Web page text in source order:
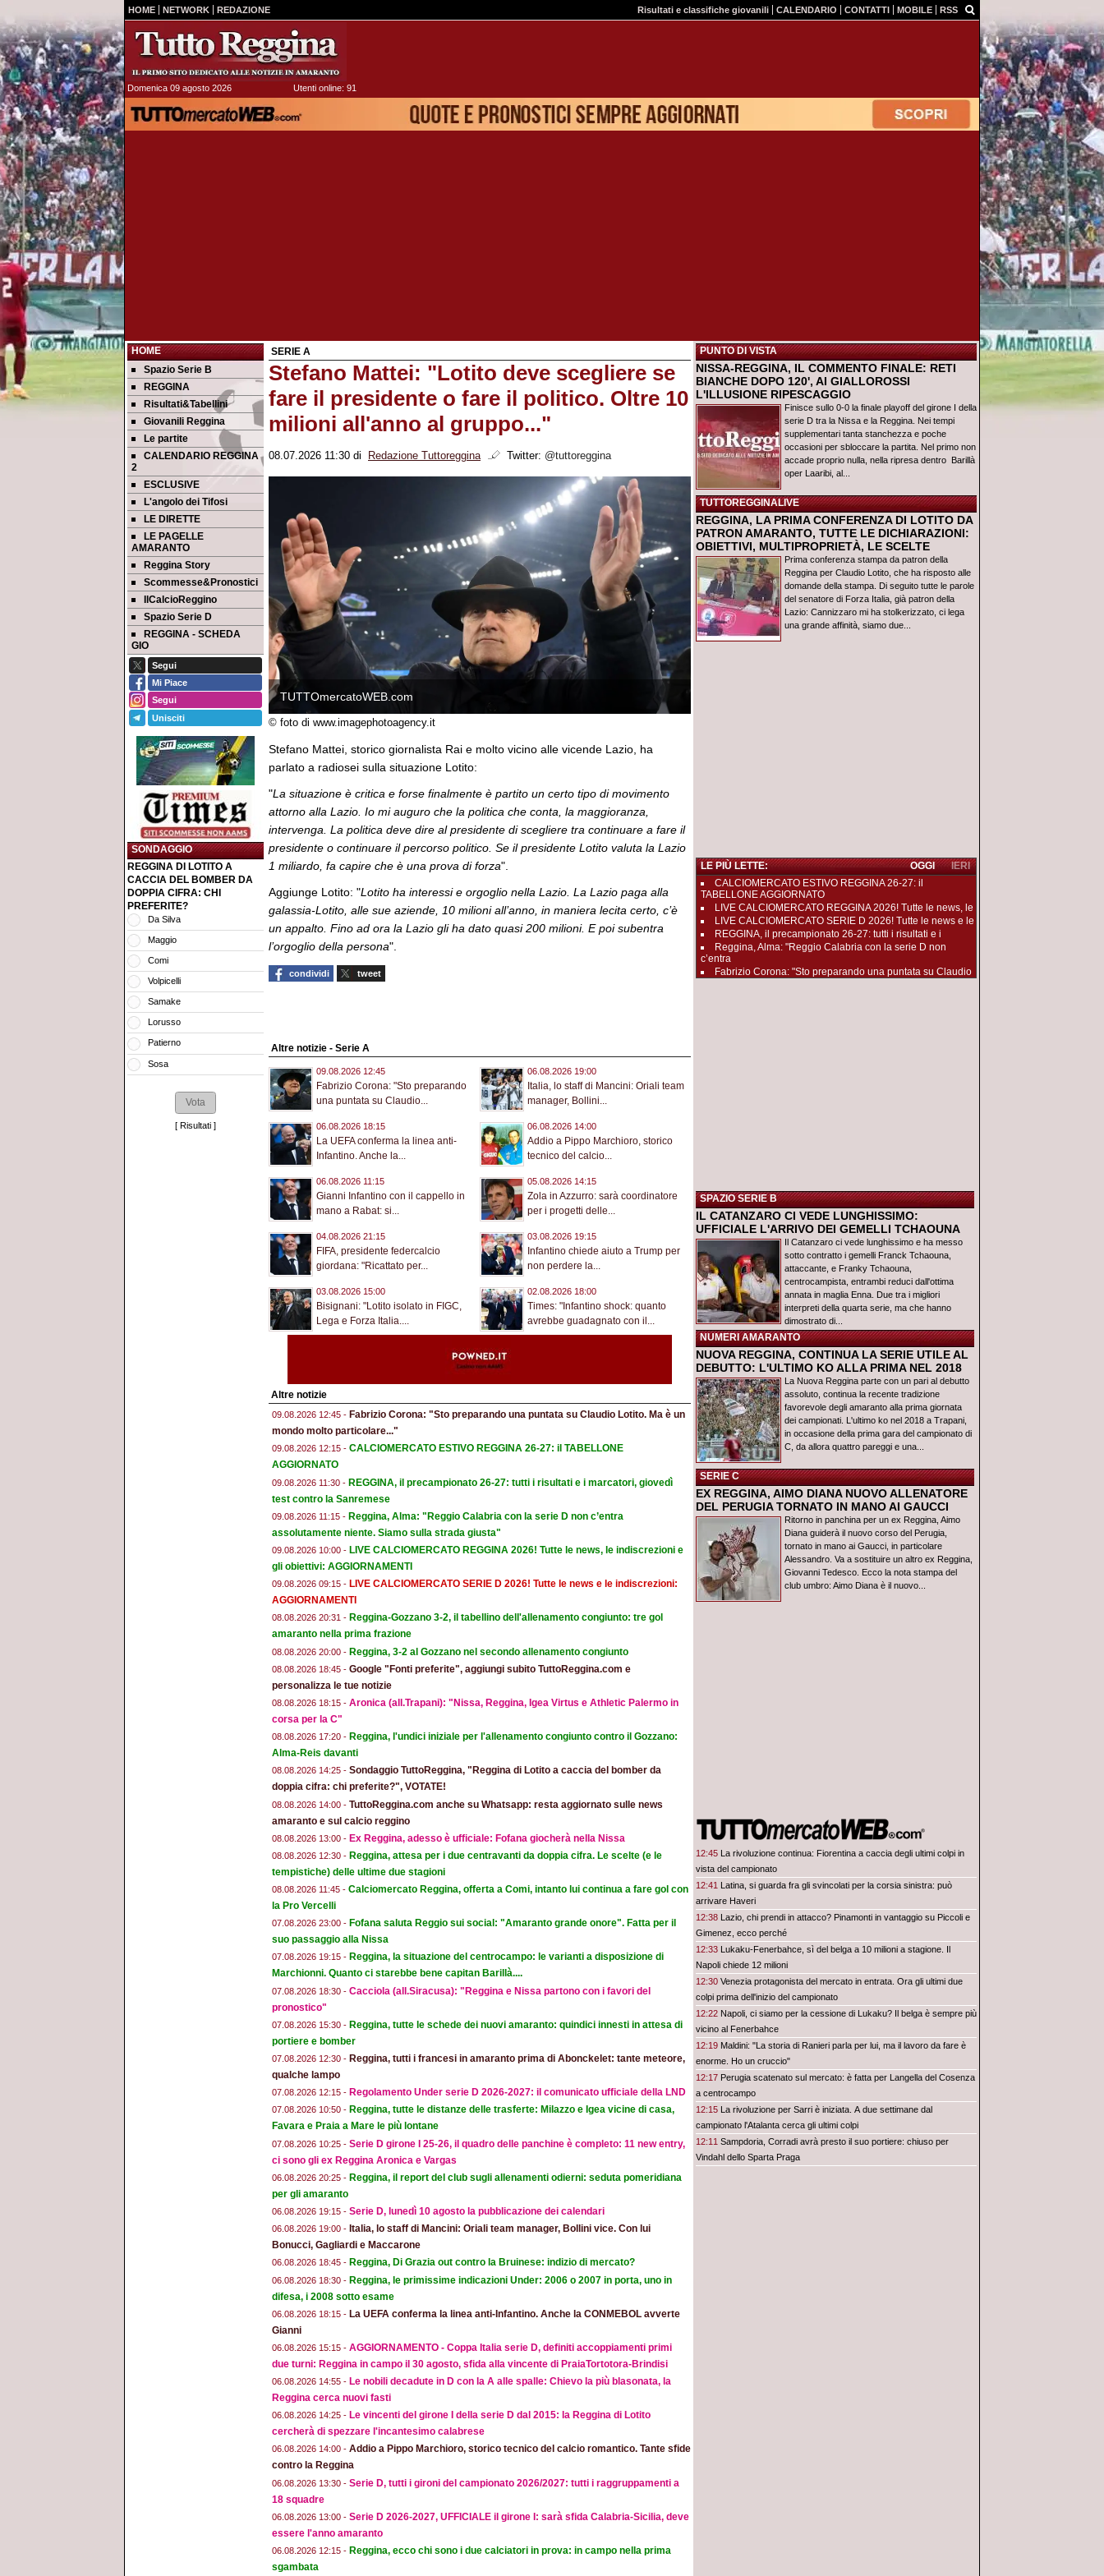
HOME NETWORK REDAZIONE Risultati e classifiche giovanili CALENDARIO CONTATTI MOBILE RSS
Domenica 09 agosto 2026 Utenti online: 91
HOME
Spazio Serie B
REGGINA
Risultati&Tabellini
Giovanili Reggina
Le partite
CALENDARIO REGGINA
2
ESCLUSIVE
L'angolo dei Tifosi
LE DIRETTE
LE PAGELLE
AMARANTO
Reggina Story
Scommesse&Pronostici
IlCalcioReggino
Spazio Serie D
REGGINA - SCHEDA
GIO
Segui
Mi Piace
Segui
Unisciti
SONDAGGIO
REGGINA DI LOTITO A
CACCIA DEL BOMBER DA
DOPPIA CIFRA: CHI
PREFERITE?
Da Silva
Maggio
Comi
Volpicelli
Samake
Lorusso
Patierno
Sosa
[ Risultati ]
SERIE A
Stefano Mattei: "Lotito deve scegliere se
fare il presidente o fare il politico. Oltre 10
milioni all'anno al gruppo..."
08.07.2026 11:30 di Redazione Tuttoreggina Twitter: @tuttoreggina
TUTTOmercatoWEB.com
© foto di www.imagephotoagency.it
Stefano Mattei, storico giornalista Rai e molto vicino alle vicende Lazio, ha
parlato a radiosei sulla situazione Lotito:
"La situazione è critica e forse finalmente è partito un certo tipo di movimento
attorno alla Lazio. Io mi auguro che la politica che conta, la maggioranza,
intervenga. La politica deve dire al presidente di scegliere tra continuare a fare il
presidente o continuare il percorso politico. Se il presidente Lotito valuta la Lazio
1 miliardo, fa capire che è una prova di forza".
Aggiunge Lotito: "Lotito ha interessi e orgoglio nella Lazio. La Lazio paga alla
galassia-Lotito, alle sue aziende, 10 milioni all’anno, in maniera lecita certo, c’è
un appalto. Fino ad ora la Lazio gli ha dato quasi 200 milioni. E poi subentra
l’orgoglio della persona".
condividi tweet
Altre notizie - Serie A
09.08.2026 12:45
Fabrizio Corona: "Sto preparando
una puntata su Claudio...
06.08.2026 19:00
Italia, lo staff di Mancini: Oriali team
manager, Bollini...
06.08.2026 18:15
La UEFA conferma la linea anti-
Infantino. Anche la...
06.08.2026 14:00
Addio a Pippo Marchioro, storico
tecnico del calcio...
06.08.2026 11:15
Gianni Infantino con il cappello in
mano a Rabat: si...
05.08.2026 14:15
Zola in Azzurro: sarà coordinatore
per i progetti delle...
04.08.2026 21:15
FIFA, presidente federcalcio
giordana: "Ricattato per...
03.08.2026 19:15
Infantino chiede aiuto a Trump per
non perdere la...
03.08.2026 15:00
Bisignani: "Lotito isolato in FIGC,
Lega e Forza Italia....
02.08.2026 18:00
Times: "Infantino shock: quanto
avrebbe guadagnato con il...
Altre notizie
09.08.2026 12:45 - Fabrizio Corona: "Sto preparando una puntata su Claudio Lotito. Ma è un
mondo molto particolare..."
09.08.2026 12:15 - CALCIOMERCATO ESTIVO REGGINA 26-27: il TABELLONE
AGGIORNATO
09.08.2026 11:30 - REGGINA, il precampionato 26-27: tutti i risultati e i marcatori, giovedì
test contro la Sanremese
09.08.2026 11:15 - Reggina, Alma: "Reggio Calabria con la serie D non c’entra
assolutamente niente. Siamo sulla strada giusta"
09.08.2026 10:00 - LIVE CALCIOMERCATO REGGINA 2026! Tutte le news, le indiscrezioni e
gli obiettivi: AGGIORNAMENTI
09.08.2026 09:15 - LIVE CALCIOMERCATO SERIE D 2026! Tutte le news e le indiscrezioni:
AGGIORNAMENTI
08.08.2026 20:31 - Reggina-Gozzano 3-2, il tabellino dell'allenamento congiunto: tre gol
amaranto nella prima frazione
08.08.2026 20:00 - Reggina, 3-2 al Gozzano nel secondo allenamento congiunto
08.08.2026 18:45 - Google "Fonti preferite", aggiungi subito TuttoReggina.com e
personalizza le tue notizie
08.08.2026 18:15 - Aronica (all.Trapani): "Nissa, Reggina, Igea Virtus e Athletic Palermo in
corsa per la C"
08.08.2026 17:20 - Reggina, l'undici iniziale per l'allenamento congiunto contro il Gozzano:
Alma-Reis davanti
08.08.2026 14:25 - Sondaggio TuttoReggina, "Reggina di Lotito a caccia del bomber da
doppia cifra: chi preferite?", VOTATE!
08.08.2026 14:00 - TuttoReggina.com anche su Whatsapp: resta aggiornato sulle news
amaranto e sul calcio reggino
08.08.2026 13:00 - Ex Reggina, adesso è ufficiale: Fofana giocherà nella Nissa
08.08.2026 12:30 - Reggina, attesa per i due centravanti da doppia cifra. Le scelte (e le
tempistiche) delle ultime due stagioni
08.08.2026 11:45 - Calciomercato Reggina, offerta a Comi, intanto lui continua a fare gol con
la Pro Vercelli
07.08.2026 23:00 - Fofana saluta Reggio sui social: "Amaranto grande onore". Fatta per il
suo passaggio alla Nissa
07.08.2026 19:15 - Reggina, la situazione del centrocampo: le varianti a disposizione di
Marchionni. Quanto ci starebbe bene capitan Barillà....
07.08.2026 18:30 - Cacciola (all.Siracusa): "Reggina e Nissa partono con i favori del
pronostico"
07.08.2026 15:30 - Reggina, tutte le schede dei nuovi amaranto: quindici innesti in attesa di
portiere e bomber
07.08.2026 12:30 - Reggina, tutti i francesi in amaranto prima di Abonckelet: tante meteore,
qualche lampo
07.08.2026 12:15 - Regolamento Under serie D 2026-2027: il comunicato ufficiale della LND
07.08.2026 10:50 - Reggina, tutte le distanze delle trasferte: Milazzo e Igea vicine di casa,
Favara e Praia a Mare le più lontane
07.08.2026 10:25 - Serie D girone I 25-26, il quadro delle panchine è completo: 11 new entry,
ci sono gli ex Reggina Aronica e Vargas
06.08.2026 20:25 - Reggina, il report del club sugli allenamenti odierni: seduta pomeridiana
per gli amaranto
06.08.2026 19:15 - Serie D, lunedì 10 agosto la pubblicazione dei calendari
06.08.2026 19:00 - Italia, lo staff di Mancini: Oriali team manager, Bollini vice. Con lui
Bonucci, Gagliardi e Maccarone
06.08.2026 18:45 - Reggina, Di Grazia out contro la Bruinese: indizio di mercato?
06.08.2026 18:30 - Reggina, le primissime indicazioni Under: 2006 o 2007 in porta, uno in
difesa, i 2008 sotto esame
06.08.2026 18:15 - La UEFA conferma la linea anti-Infantino. Anche la CONMEBOL avverte
Gianni
06.08.2026 15:15 - AGGIORNAMENTO - Coppa Italia serie D, definiti accoppiamenti primi
due turni: Reggina in campo il 30 agosto, sfida alla vincente di PraiaTortotora-Brindisi
06.08.2026 14:55 - Le nobili decadute in D con la A alle spalle: Chievo la più blasonata, la
Reggina cerca nuovi fasti
06.08.2026 14:25 - Le vincenti del girone I della serie D dal 2015: la Reggina di Lotito
cercherà di spezzare l'incantesimo calabrese
06.08.2026 14:00 - Addio a Pippo Marchioro, storico tecnico del calcio romantico. Tante sfide
contro la Reggina
06.08.2026 13:30 - Serie D, tutti i gironi del campionato 2026/2027: tutti i raggruppamenti a
18 squadre
06.08.2026 13:00 - Serie D 2026-2027, UFFICIALE il girone I: sarà sfida Calabria-Sicilia, deve
essere l'anno amaranto
06.08.2026 12:15 - Reggina, ecco chi sono i due calciatori in prova: in campo nella prima
sgambata
PUNTO DI VISTA
NISSA-REGGINA, IL COMMENTO FINALE: RETI
BIANCHE DOPO 120', AI GIALLOROSSI
L'ILLUSIONE RIPESCAGGIO
Finisce sullo 0-0 la finale playoff del girone I della
serie D tra la Nissa e la Reggina. Nei tempi
supplementari tanta stanchezza e poche
occasioni per sbloccare la partita. Nel primo non
accade proprio nulla, nella ripresa dentro Barillà
oper Laaribi, al...
TUTTOREGGINALIVE
REGGINA, LA PRIMA CONFERENZA DI LOTITO DA
PATRON AMARANTO, TUTTE LE DICHIARAZIONI:
OBIETTIVI, MULTIPROPRIETÀ, LE SCELTE
Prima conferenza stampa da patron della
Reggina per Claudio Lotito, che ha risposto alle
domande della stampa. Di seguito tutte le parole
del senatore di Forza Italia, già patron della
Lazio: Cannizzaro mi ha stolkerizzato, ci lega
una grande affinità, siamo due...
LE PIÙ LETTE: IERI
OGGI
CALCIOMERCATO ESTIVO REGGINA 26-27: il
TABELLONE AGGIORNATO
LIVE CALCIOMERCATO REGGINA 2026! Tutte le news, le
LIVE CALCIOMERCATO SERIE D 2026! Tutte le news e le
REGGINA, il precampionato 26-27: tutti i risultati e i
Reggina, Alma: "Reggio Calabria con la serie D non
c’entra
Fabrizio Corona: "Sto preparando una puntata su Claudio
SPAZIO SERIE B
IL CATANZARO CI VEDE LUNGHISSIMO:
UFFICIALE L'ARRIVO DEI GEMELLI TCHAOUNA
Il Catanzaro ci vede lunghissimo e ha messo
sotto contratto i gemelli Franck Tchaouna,
attaccante, e Franky Tchaouna,
centrocampista, entrambi reduci dall'ottima
annata in maglia Enna. Due tra i migliori
interpreti della quarta serie, ma che hanno
dimostrato di...
NUMERI AMARANTO
NUOVA REGGINA, CONTINUA LA SERIE UTILE AL
DEBUTTO: L'ULTIMO KO ALLA PRIMA NEL 2018
La Nuova Reggina parte con un pari al debutto
assoluto, continua la recente tradizione
favorevole degli amaranto alla prima giornata
dei campionati. L'ultimo ko nel 2018 a Trapani,
in occasione della prima gara del campionato di
C, da allora quattro pareggi e una...
SERIE C
EX REGGINA, AIMO DIANA NUOVO ALLENATORE
DEL PERUGIA TORNATO IN MANO AI GAUCCI
Ritorno in panchina per un ex Reggina, Aimo
Diana guiderà il nuovo corso del Perugia,
tornato in mano ai Gaucci, in particolare
Alessandro. Va a sostituire un altro ex Reggina,
Giovanni Tedesco. Ecco la nota stampa del
club umbro: Aimo Diana è il nuovo...
12:45 La rivoluzione continua: Fiorentina a caccia degli ultimi colpi in
vista del campionato
12:41 Latina, si guarda fra gli svincolati per la corsia sinistra: può
arrivare Haveri
12:38 Lazio, chi prendi in attacco? Pinamonti in vantaggio su Piccoli e
Gimenez, ecco perché
12:33 Lukaku-Fenerbahce, sì del belga a 10 milioni a stagione. Il
Napoli chiede 12 milioni
12:30 Venezia protagonista del mercato in entrata. Ora gli ultimi due
colpi prima dell'inizio del campionato
12:22 Napoli, ci siamo per la cessione di Lukaku? Il belga è sempre più
vicino al Fenerbahce
12:19 Maldini: "La storia di Ranieri parla per lui, ma il lavoro da fare è
enorme. Ho un cruccio"
12:17 Perugia scatenato sul mercato: è fatta per Langella del Cosenza
a centrocampo
12:15 La rivoluzione per Sarri è iniziata. A due settimane dal
campionato l'Atalanta cerca gli ultimi colpi
12:11 Sampdoria, Corradi avrà presto il suo portiere: chiuso per
Vindahl dello Sparta Praga